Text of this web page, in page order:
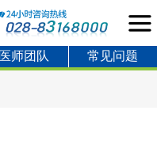
医师团队 常见问题